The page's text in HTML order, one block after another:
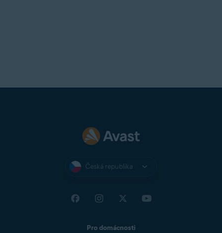
Česká republika
Pro domácnosti